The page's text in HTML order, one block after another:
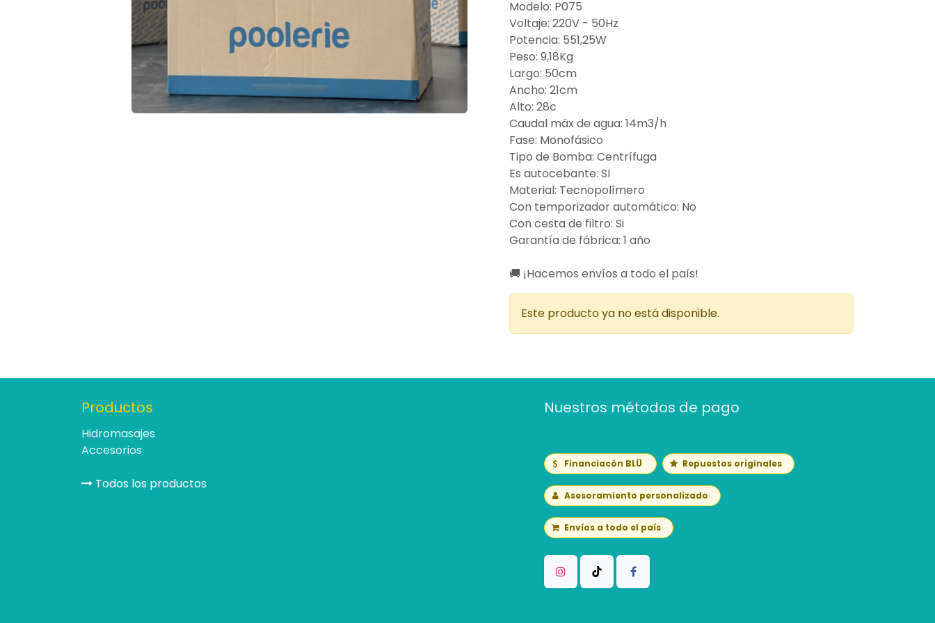
Modelo: P075
Voltaje: 220V - 50Hz
Potencia: 551,25W
Peso: 9,18Kg
Largo: 50cm
Ancho: 21cm
Alto: 28c
Caudal máx de agua: 14m3/h
Fase: Monofásico
Tipo de Bomba: Centrífuga
Es autocebante: SI
Material: Tecnopolímero
Con temporizador automático: No
Con cesta de filtro: Si
Garantía de fábrica: 1 año
🚚 ¡Hacemos envíos a todo el país!
Este producto ya no está disponible.
Productos
Hidromasajes
Accesorios
Todos los productos
Nuestros métodos de pago
Financiacón BLÜ Repuestos originales
Asesoramiento personalizado
Envíos a todo el país